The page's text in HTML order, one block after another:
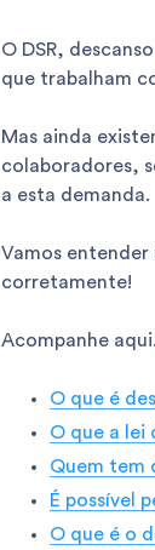
O DSR,
que trabalham
Mas ainda
colaboradores,
a esta demanda.
Vamos entender
corretamente!
Acompanhe aqui.
O que é
O que a lei
Quem tem
É possível
O que é o